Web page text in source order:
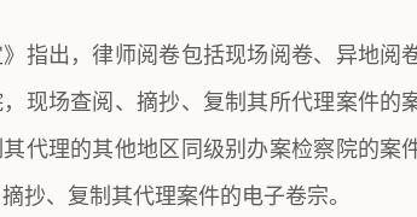
》指出，律师阅卷包括现场阅卷、异地
现场查阅、摘抄、复制其所代理案件的
代理的其他地区同级别办案检察院的
抄、复制其代理案件的电子卷宗。